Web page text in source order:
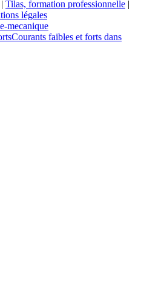
| Tilas, formation professionnelle |
légales
Courants faibles et forts dans